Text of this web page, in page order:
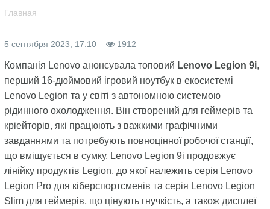
Главная
5 сентября 2023, 17:10 1912
Компанія Lenovo анонсувала топовий Lenovo Legion 9i,
перший 16-дюймовий ігровий ноутбук в екосистемі
Lenovo Legion та у світі з автономною системою
рідинного охолодження. Він створений для геймерів та
кріейторів, які працюють з важкими графічними
завданнями та потребують повноцінної робочої станції,
що вміщується в сумку. Lenovo Legion 9i продовжує
лінійку продуктів Legion, до якої належить серія Lenovo
Legion Pro для кіберспортсменів та серія Lenovo Legion
Slim для геймерів, що цінують гнучкість, а також дисплеї